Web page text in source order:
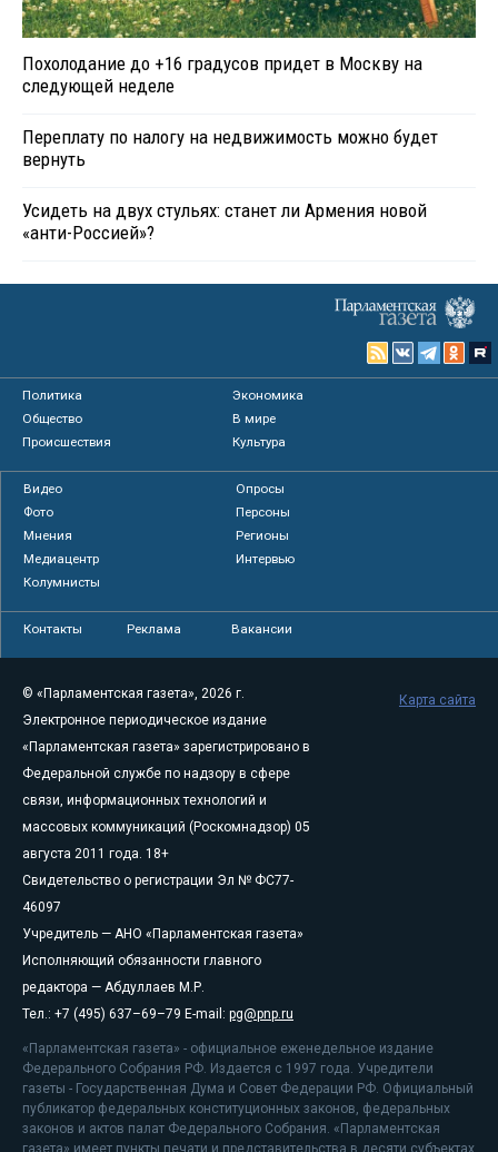
Похолодание до +16 градусов придет в Москву на
следующей неделе
Переплату по налогу на недвижимость можно будет
вернуть
Усидеть на двух стульях: станет ли Армения новой
«анти-Россией»?
Политика
Экономика
Общество
В мире
Происшествия
Культура
Видео
Опросы
Фото
Персоны
Мнения
Регионы
Медиацентр
Интервью
Колумнисты
Контакты Реклама Вакансии
© «Парламентская газета», 2026 г.
Электронное периодическое издание
«Парламентская газета» зарегистрировано в
Федеральной службе по надзору в сфере
связи, информационных технологий и
массовых коммуникаций (Роскомнадзор) 05
августа 2011 года. 18+
Свидетельство о регистрации Эл № ФС77-
46097
Учредитель — АНО «Парламентская газета»
Исполняющий обязанности главного
редактора — Абдуллаев М.Р.
Тел.: +7 (495) 637–69–79 E-mail: pg@pnp.ru
«Парламентская газета» - официальное еженедельное издание
Федерального Собрания РФ. Издается с 1997 года. Учредители
газеты - Государственная Дума и Совет Федерации РФ. Официальный
публикатор федеральных конституционных законов, федеральных
законов и актов палат Федерального Собрания. «Парламентская
газета» имеет пункты печати и представительства в десяти субъектах
Карта сайта